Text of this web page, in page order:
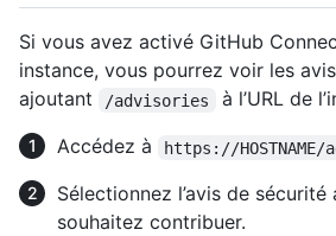
Si vous avez activé GitHub
instance, vous pourrez voir les
ajoutant
/advisories
à l’URL de
Accédez à
https://
Sélectionnez l’avis de sécurité
souhaitez contribuer.